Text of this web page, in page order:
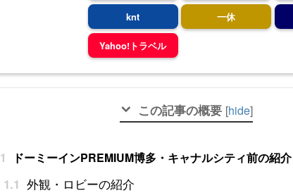
knt 一休
Yahoo!トラベル
この記事の概要 [hide]
1 ドーミーインPREMIUM博多・キャナルシティ前の紹介
1.1 外観・ロビーの紹介